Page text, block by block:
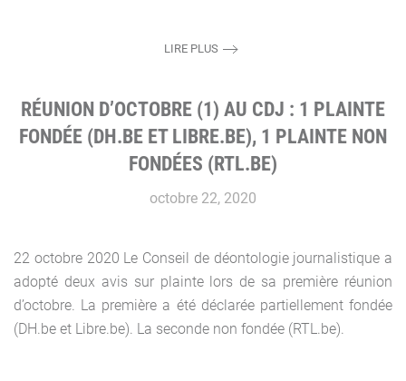
LIRE PLUS
RÉUNION D’OCTOBRE (1) AU CDJ : 1 PLAINTE
FONDÉE (DH.BE ET LIBRE.BE), 1 PLAINTE NON
FONDÉES (RTL.BE)
octobre 22, 2020
22 octobre 2020 Le Conseil de déontologie journalistique a
adopté deux avis sur plainte lors de sa première réunion
d’octobre. La première a été déclarée partiellement fondée
(DH.be et Libre.be). La seconde non fondée (RTL.be).